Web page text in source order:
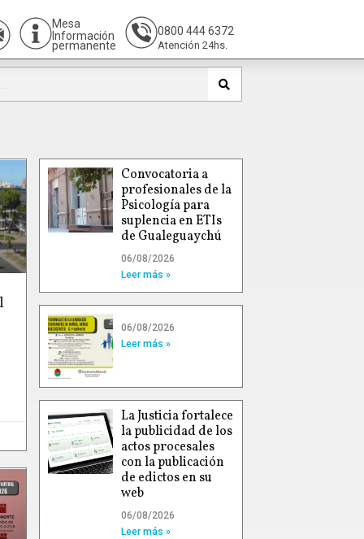
Mesa
Información
permanente
0800 444 6372
Atención 24hs.
Convocatoria a
profesionales de la
Psicología para
suplencia en ETIs
de Gualeguaychú
06/08/2026
Leer más »
06/08/2026
Leer más »
La Justicia fortalece
la publicidad de los
actos procesales
con la publicación
de edictos en su
web
06/08/2026
Leer más »